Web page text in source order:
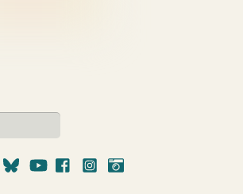
MastodonBlueskyYoutubeFacebookInstagram